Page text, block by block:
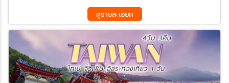
02 ต.ค. 69 - 05 ต.ค. 69
16 ต.ค. 69 - 19 ต.ค. 69
ดูรายละเอียด